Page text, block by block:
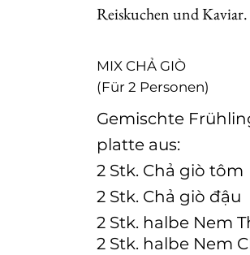
Reiskuchen und Kaviar.
MIX CHẢ GIÒ
(Für 2 Personen)
Gemischte
platte aus:
2 Stk. Chả giò tôm
2 Stk. Chả giò đậu
2 Stk. halbe Nem
2 Stk. halbe Nem